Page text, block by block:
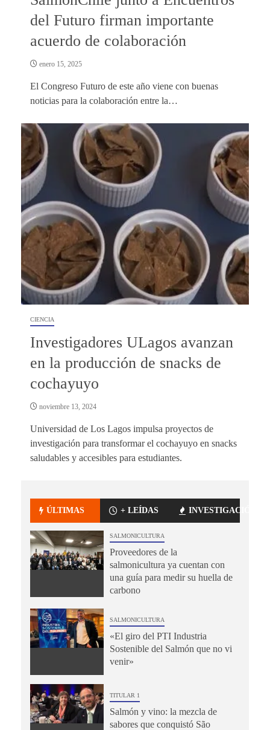
del Futuro firman importante
acuerdo de colaboración
enero 15, 2025
El Congreso Futuro de este año viene con buenas
noticias para la colaboración entre la…
CIENCIA
Investigadores ULagos avanzan
en la producción de snacks de
cochayuyo
noviembre 13, 2024
Universidad de Los Lagos impulsa proyectos de
investigación para transformar el cochayuyo en snacks
saludables y accesibles para estudiantes.
ÚLTIMAS + LEÍDAS INVESTIGACIÓN
SALMONICULTURA
Proveedores de la
salmonicultura ya cuentan con
una guía para medir su huella de
carbono
SALMONICULTURA
«El giro del PTI Industria
Sostenible del Salmón que no vi
venir»
TITULAR 1
Salmón y vino: la mezcla de
sabores que conquistó São